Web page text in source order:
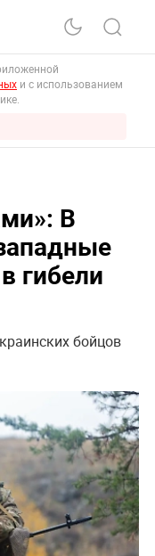
и с использованием
В
гибели
бойцов